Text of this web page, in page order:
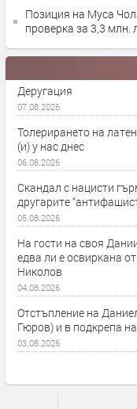
Позиция на Муса
проверка за 3,3
Деругация
07.08.2026
Толерирането на
(и) у нас днес
06.08.2026
Скандал с нацисти
другарите
05.08.2026
На гости на своя
едва ли е освиркана
Николов
04.08.2026
Отстъпление на
Гюров) и в подкрепа
03.08.2026